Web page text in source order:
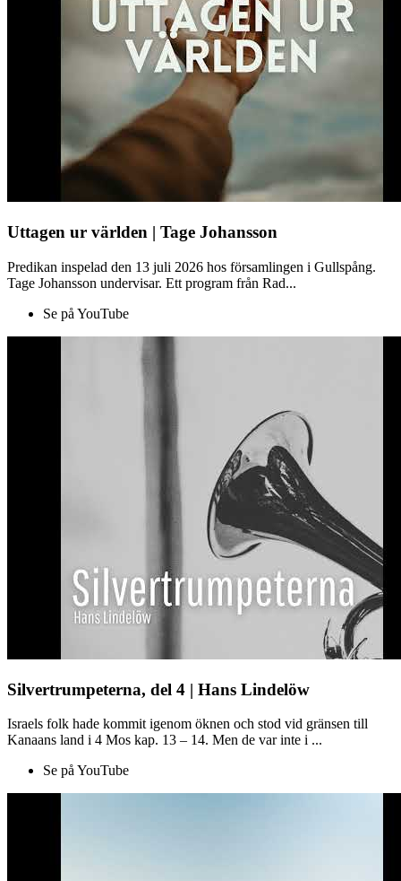
Uttagen ur världen | Tage Johansson
Predikan inspelad den 13 juli 2026 hos församlingen i Gullspång.
Tage Johansson undervisar. Ett program från Rad...
Se på YouTube
Silvertrumpeterna, del 4 | Hans Lindelöw
Israels folk hade kommit igenom öknen och stod vid gränsen till
Kanaans land i 4 Mos kap. 13 – 14. Men de var inte i ...
Se på YouTube